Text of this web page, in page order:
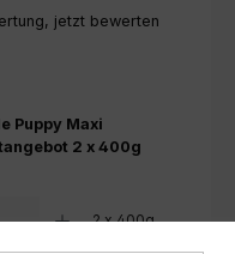
jetzt bewerten
Puppy Maxi
2 x 400g
2 x 400g